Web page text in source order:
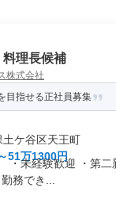
理長候補
株式会社
目指せる正社員募集
ケ谷区天王町
51万1300円
・未経験歓迎 ・第
務でき...